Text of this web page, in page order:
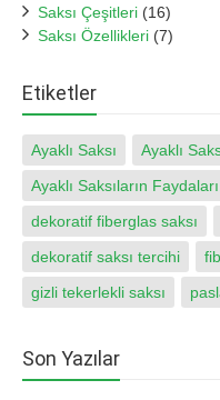
Saksı Çeşitleri (16)
Saksı Özellikleri (7)
Etiketler
Ayaklı Saksı
Ayaklı
Ayaklı Saksıların Faydaları
dekoratif fiberglas saksı
dekoratif saksı tercihi
gizli tekerlekli saksı
Son Yazılar